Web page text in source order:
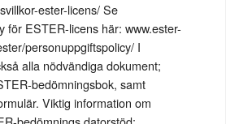
ester-licens/ Se
för ESTER-licens här: www.ester-
personuppgiftspolicy/ I
alla nödvändiga dokument;
bedömningsbok, samt
Viktig information om